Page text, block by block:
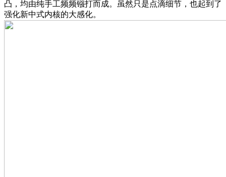
凸，均由纯手工频频镪打而成。虽然只是点滴细节，也起到了
强化新中式内核的大感化。